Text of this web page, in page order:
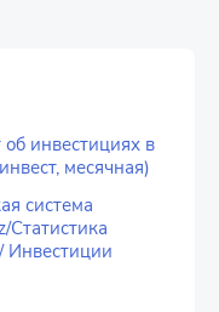
инвестициях в
месячная)
система
Статистика
Инвестиции